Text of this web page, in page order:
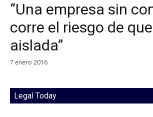
“Una empresa sin
corre el riesgo de
aislada”
7 enero 2016
Legal Today